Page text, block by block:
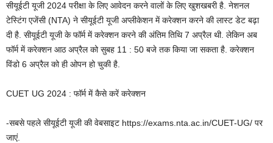
सीयूईटी यूजी 2024 परीक्षा के लिए आवेदन करने वालों के लिए खुशखबरी है. नेशनल
टेस्टिंग एजेंसी (NTA) ने सीयूईटी यूजी अप्लीकेशन में करेक्शन करने की लास्ट डेट बढ़ा
दी है. सीयूईटी यूजी के फॉर्म में करेक्शन करने की अंतिम तिथि 7 अप्रैल थी. लेकिन अब
फॉर्म में करेक्शन आठ अप्रैल को सुबह 11 : 50 बजे तक किया जा सकता है. करेक्शन
विंडो 6 अप्रैल को ही ओपन हो चुकी है.
CUET UG 2024 : फॉर्म में कैसे करें करेक्शन
-सबसे पहले सीयूईटी यूजी की वेबसाइट https://exams.nta.ac.in/CUET-UG/ पर
जाएं.